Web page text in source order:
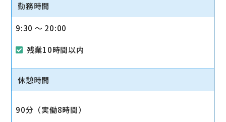
勤務時間
9:30 〜 20:00
残業10時間以内
休憩時間
90分（実働8時間）